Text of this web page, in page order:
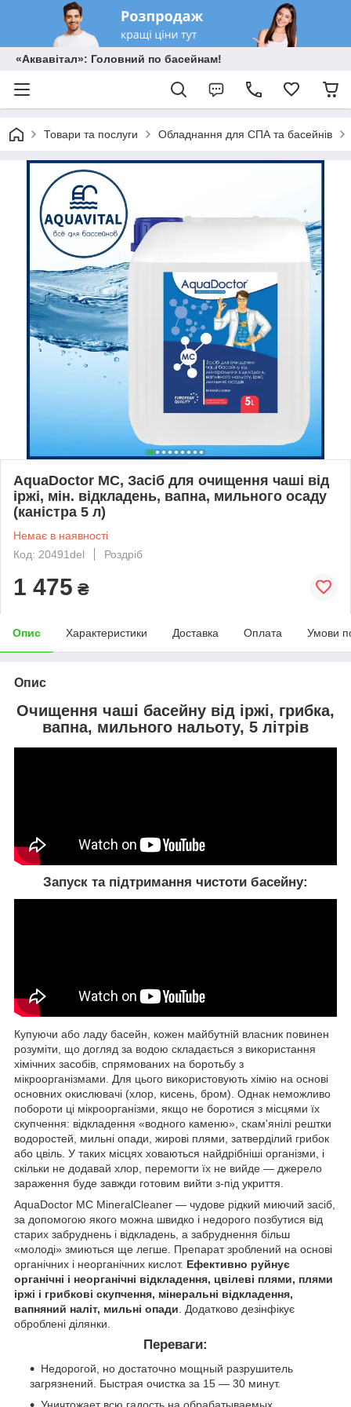
«Аквавітал»: Головний по басейнам!
Товари та послуги Обладнання для СПА та басейнів
AquaDoctor MC, Засіб для очищення чаші від
іржі, мін. відкладень, вапна, мильного осаду
(каністра 5 л)
Немає в наявності
Код: 20491del
Роздріб
1 475 ₴
Опис Характеристики Доставка Оплата Умови
Опис
Очищення чаші басейну від іржі, грибка,
вапна, мильного нальоту, 5 літрів
Запуск та підтримання чистоти басейну:
Купуючи або ладу басейн, кожен майбутній власник повинен
розуміти, що догляд за водою складається з використання
хімічних засобів, спрямованих на боротьбу з
мікроорганізмами. Для цього використовують хімію на основі
основних окислювачі (хлор, кисень, бром). Однак неможливо
побороти ці мікроорганізми, якщо не боротися з місцями їх
скупчення: відкладення «водного каменю», скам'янілі рештки
водоростей, мильні опади, жирові плями, затверділий грибок
або цвіль. У таких місцях ховаються найдрібніші організми, і
скільки не додавай хлор, перемогти їх не вийде — джерело
зараження буде завжди готовим вийти з-під укриття.
AquaDoctor MC MineralCleaner — чудове рідкий миючий засіб,
за допомогою якого можна швидко і недорого позбутися від
старих забруднень і відкладень, а забруднення більш
«молоді» змиються ще легше. Препарат зроблений на основі
органічних і неорганічних кислот. Ефективно руйнує
органічні і неорганічні відкладення, цвілеві плями, плями
іржі і грибкові скупчення, мінеральні відкладення,
вапняний наліт, мильні опади. Додатково дезінфікує
оброблені ділянки.
Переваги:
Недорогой, но достаточно мощный разрушитель
загрязнений. Быстрая очистка за 15 — 30 минут.